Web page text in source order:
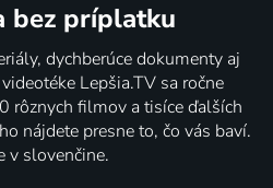
bez príplatku
dychberúce dokumenty aj
Lepšia.TV sa ročne
rôznych filmov a tisíce ďalších
nájdete presne to, čo vás baví.
v slovenčine.